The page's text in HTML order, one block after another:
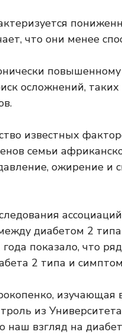
что они менее
осложнений,
известных
семьи
ожирение и
диабетом 2
показало, что
2 типа и
изучающая
из
наш взгляд на